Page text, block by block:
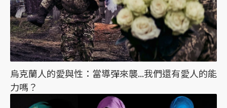
烏克蘭人的愛與性：當導彈來襲...我們還有愛人的能
力嗎？